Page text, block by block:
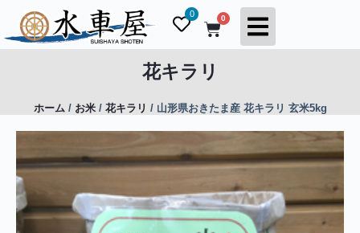
コ
ン
テ
ス
キ
プ
0 0
花キラリ
ホーム / お米/ 花キラリ / 山形県おきたま産 花キラリ 玄米5kg